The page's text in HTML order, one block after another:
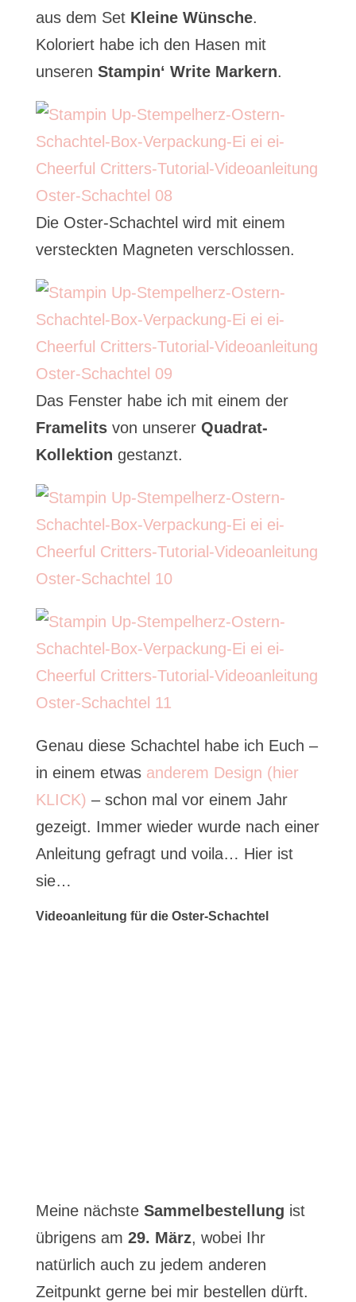
aus dem Set Kleine Wünsche.
Koloriert habe ich den Hasen mit
unseren Stampin‘ Write Markern.
Die Oster-Schachtel wird mit einem
versteckten Magneten verschlossen.
Das Fenster habe ich mit einem der
Framelitsvon unserer Quadrat-
Kollektion gestanzt.
Genau diese Schachtel habe ich Euch –
in einem etwas anderem Design (hier
KLICK) – schon mal vor einem Jahr
gezeigt. Immer wieder wurde nach einer
Anleitung gefragt und voila… Hier ist
sie…
Videoanleitung für die Oster-Schachtel
Meine nächste Sammelbestellung ist
übrigens am 29. März, wobei Ihr
natürlich auch zu jedem anderen
Zeitpunkt gerne bei mir bestellen dürft.